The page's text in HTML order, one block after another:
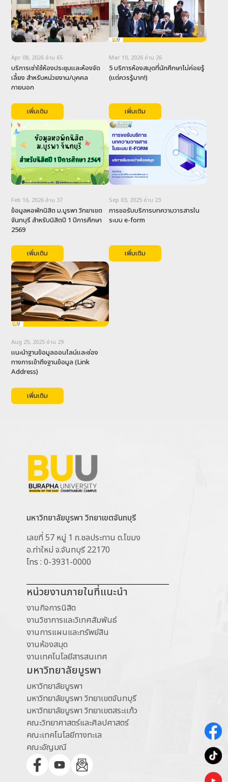
Apr 08, 2026 อ่าน 65
บริการเช่าใช้ห้องประชุมและห้องจัด
เลี้ยง สำหรับหน่วยงาน/บุคคล
ภายนอก
เพิ่มเติม
Mar 10, 2026 อ่าน 26
5 บริการห้องสมุดที่นักศึกษาไม่ค่อยรู้
(แต่ควรรู้มาก!)
เพิ่มเติม
Feb 16, 2026 อ่าน 37
ข้อมูลหอพักนิสิต ม.บูรพา วิทยาเขต
จันทบุรี สำหรับนิสิตปี 1 ปีการศึกษา
2569
เพิ่มเติม
Sep 03, 2025 อ่าน 23
การขอรับบริการบทความวารสารใน
ระบบ e-form
เพิ่มเติม
Aug 25, 2025 อ่าน 29
แนะนำฐานข้อมูลออนไลน์และช่อง
ทางการเข้าถึงฐานข้อมูล (Link
Address)
เพิ่มเติม
มหาวิทยาลัยบูรพา วิทยาเขตจันทบุรี
เลขที่ 57 หมู่ 1 ถ.ชลประทาน ต.โขมง
อ.ท่าใหม่ จ.จันทบุรี 22170
โทร : 0-3931-0000
หน่วยงานภายในที่แนะนำ
งานกิจการนิสิต
งานวิชาการและวิเทศสัมพันธ์
งานการแผนและทรัพย์สิน
งานห้องสมุด
งานเทคโนโลยีสารสนเทศ
มหาวิทยาลัยบูรพา
มหาวิทยาลัยบูรพา
มหาวิทยาลัยบูรพา วิทยาเขตจันทบุรี
มหาวิทยาลัยบูรพา วิทยาเขตสระเเก้ว
คณะวิทยาศาสตร์และศิลปศาสตร์
คณะเทคโนโลยีทางทะเล
คณะอัญมณี